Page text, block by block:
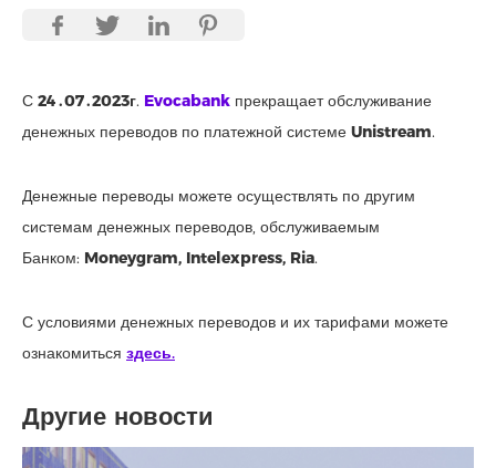
С 24․07․2023г. Evocabank прекращает обслуживание
денежных переводов по платежной системе Unistream.
Денежные переводы можете осуществлять по другим
системам денежных переводов, обслуживаемым
Банком: Moneygram, Intelexpress, Ria.
С условиями денежных переводов и их тарифами можете
ознакомиться здесь.
Другие новости